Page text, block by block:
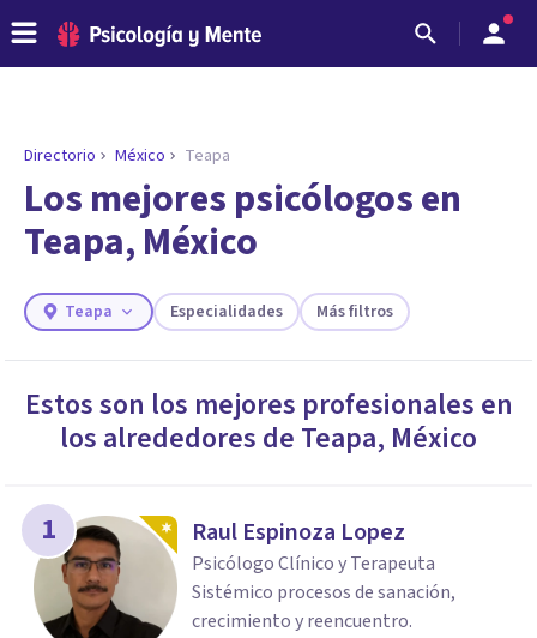
ENCONTRAR MI TERAPEUTA
¿Necesitas ayuda para encontrar el
Responde a unas breves preguntas y te ofreceremos
los profesionales que más se ajustan a tus
necesidades.
Responder cuestionario
Directorio México Teapa
Los mejores psicólogos en
Teapa, México
Teapa Especialidades Más filtros
Estos son los mejores profesionales en
los alrededores de Teapa, México
1 Raul Espinoza Lopez
Psicólogo Clínico y Terapeuta
Sistémico procesos de sanación,
crecimiento y reencuentro.